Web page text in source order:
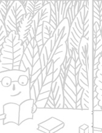
逆襲神作！空降日
王】